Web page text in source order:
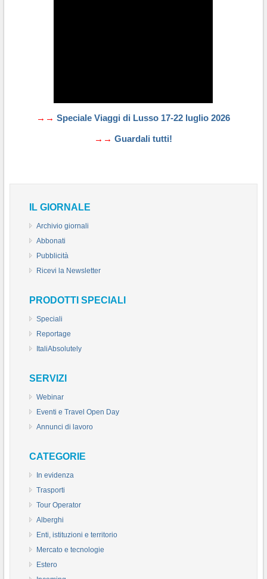
→→ Speciale Viaggi di Lusso 17-22 luglio 2026
→→ Guardali tutti!
IL GIORNALE
Archivio giornali
Abbonati
Pubblicità
Ricevi la Newsletter
PRODOTTI SPECIALI
Speciali
Reportage
ItaliAbsolutely
SERVIZI
Webinar
Eventi e Travel Open Day
Annunci di lavoro
CATEGORIE
In evidenza
Trasporti
Tour Operator
Alberghi
Enti, istituzioni e territorio
Mercato e tecnologie
Estero